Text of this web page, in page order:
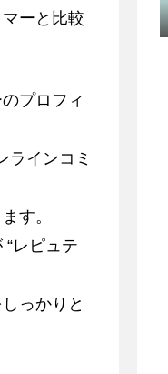
ーと比較
プロフィ
ラインコミ
す。
レピュテ
っかりと